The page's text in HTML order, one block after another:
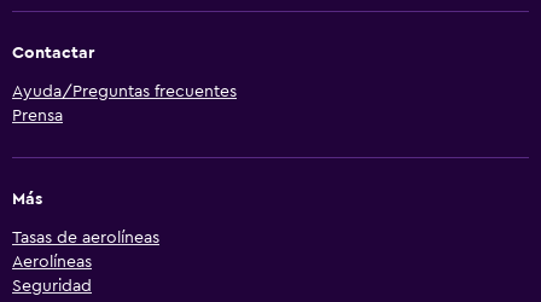
Contactar
Ayuda/Preguntas frecuentes
Prensa
Más
Tasas de aerolíneas
Aerolíneas
Seguridad